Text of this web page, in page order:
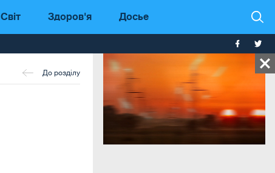
Світ Здоров'я Досье
До розділу